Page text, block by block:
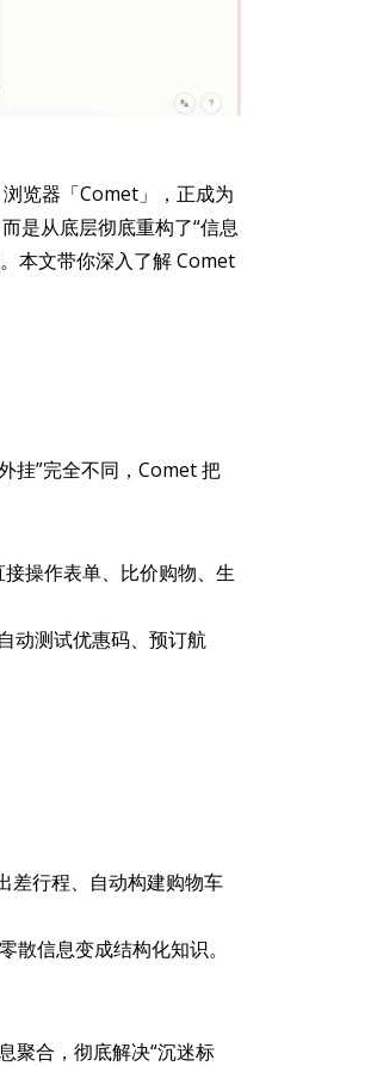
览器「Comet」，正成为
是从底层彻底重构了“信息
本文带你深入了解 Comet
挂”完全不同，Comet 把
操作表单、比价购物、生
动测试优惠码、预订航
差行程、自动构建购物车
信息变成结构化知识。
聚合，彻底解决“沉迷标